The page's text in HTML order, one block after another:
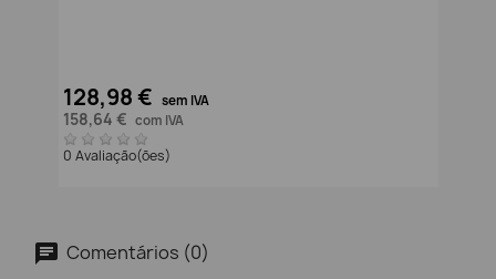
128,98 € sem IVA
158,64 € com IVA
0 Avaliação(ões)
Comentários (0)